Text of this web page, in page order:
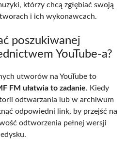
którzy chcą zgłębiać swoją
i ich wykonawcach.
poszukiwanej
YouTube-a?
utworów na YouTube to
FM ułatwia to zadanie. Kiedy
odtwarzania lub w archiwum
odpowiedni link, by przejść na
odtworzenia pełnej wersji